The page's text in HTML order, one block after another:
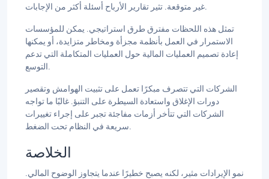
غير متوقعة. تثير تقارير الأرباح أسئلة أكثر من الإجابات.
تمثل هذه اللحظات مفترق طرق استراتيجي. يمكن للمؤسسات
الاستمرار في العمل بأنظمة مجزأة ومخاطر متزايدة، أو يمكنها
إعادة تصميم العمليات المالية حول العمليات المتكاملة التي تدعم
التوسع.
الشركات التي تتصرف مبكرًا تعمل على تثبيت الهوامش وتقصير
دورات الإغلاق واستعادة السيطرة على التنبؤ. غالبًا ما تواجه
الشركات التي تتأخر أزمات مفاجئة تجبر على إجراء تغييرات
سريعة في النظام تحت الضغط.
الخلاصة
نمو الإيرادات مثير، لكنه يصبح خطيرًا عندما يتجاوز الوضوح المالي.